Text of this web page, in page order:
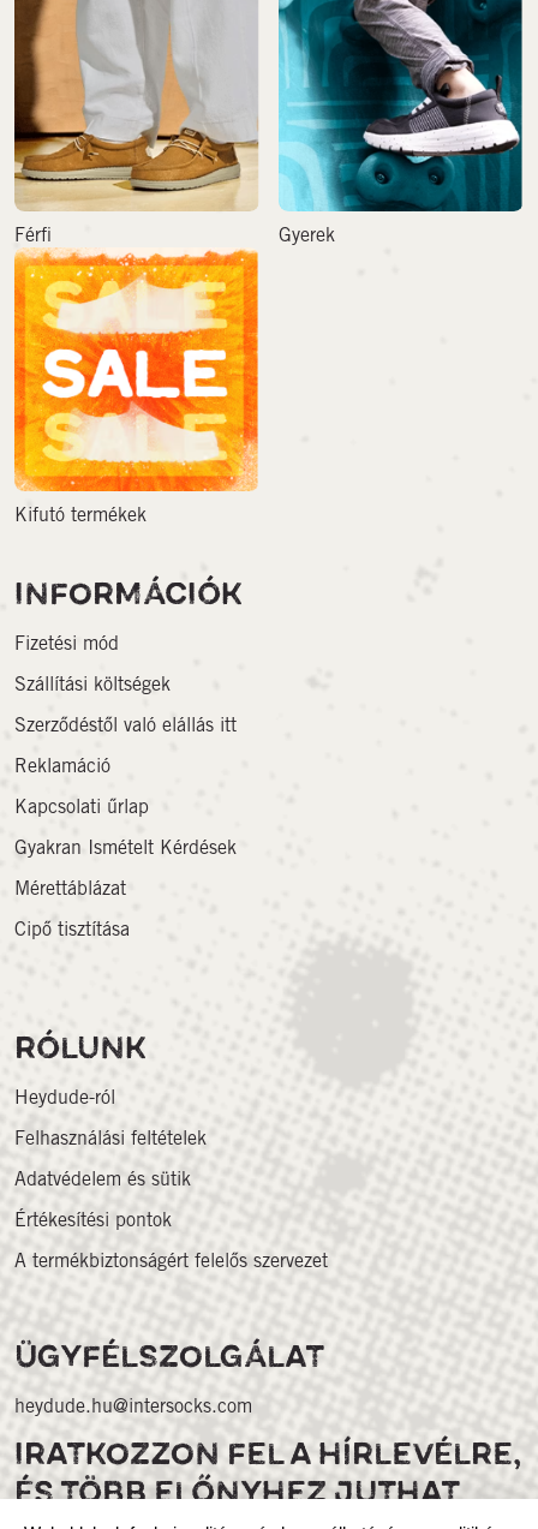
Férfi Gyerek
Kifutó termékek
INFORMÁCIÓK
Fizetési mód
Szállítási költségek
Szerződéstől való elállás itt
Reklamáció
Kapcsolati űrlap
Gyakran Ismételt Kérdések
Mérettáblázat
Cipő tisztítása
RÓLUNK
Heydude-ról
Felhasználási feltételek
Adatvédelem és sütik
Értékesítési pontok
A termékbiztonságért felelős szervezet
ÜGYFÉLSZOLGÁLAT
heydude.hu@intersocks.com
IRATKOZZON FEL A HÍRLEVÉLRE,
ÉS TÖBB ELŐNYHEZ JUTHAT